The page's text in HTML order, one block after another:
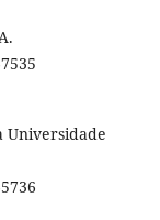
Universidade